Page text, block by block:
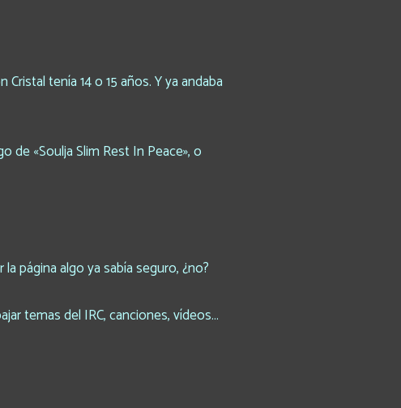
tenía 14 o 15 años. Y ya andaba
de «Soulja Slim Rest In Peace», o
página algo ya sabía seguro, ¿no?
temas del IRC, canciones, vídeos…